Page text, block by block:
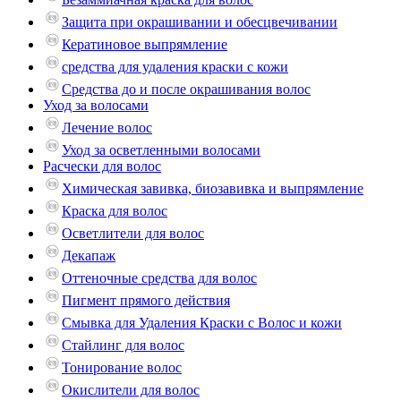
Защита при окрашивании и обесцвечивании
Кератиновое выпрямление
средства для удаления краски с кожи
Средства до и после окрашивания волос
Уход за волосами
Лечение волос
Уход за осветленными волосами
Расчески для волос
Химическая завивка, биозавивка и выпрямление
Краска для волос
Осветлители для волос
Декапаж
Оттеночные средства для волос
Пигмент прямого действия
Смывка для Удаления Краски с Волос и кожи
Стайлинг для волос
Тонирование волос
Окислители для волос